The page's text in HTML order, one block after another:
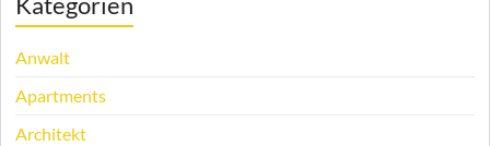
Anwalt
Apartments
Architekt